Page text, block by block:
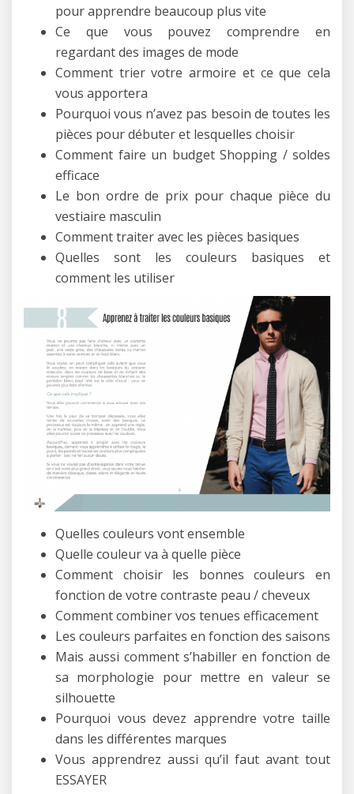
pour apprendre beaucoup plus vite
Ce que vous pouvez comprendre en
regardant des images de mode
Comment trier votre armoire et ce que cela
vous apportera
Pourquoi vous n’avez pas besoin de toutes les
pièces pour débuter et lesquelles choisir
Comment faire un budget Shopping / soldes
efficace
Le bon ordre de prix pour chaque pièce du
vestiaire masculin
Comment traiter avec les pièces basiques
Quelles sont les couleurs basiques et
comment les utiliser
Quelles couleurs vont ensemble
Quelle couleur va à quelle pièce
Comment choisir les bonnes couleurs en
fonction de votre contraste peau / cheveux
Comment combiner vos tenues efficacement
Les couleurs parfaites en fonction des saisons
Mais aussi comment s’habiller en fonction de
sa morphologie pour mettre en valeur se
silhouette
Pourquoi vous devez apprendre votre taille
dans les différentes marques
Vous apprendrez aussi qu’il faut avant tout
ESSAYER